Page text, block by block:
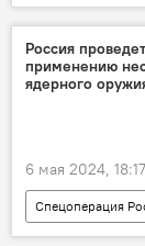
погода в
Россия
применению
ядерного
6 мая 2024, 18:17
Спецоперация
В мире